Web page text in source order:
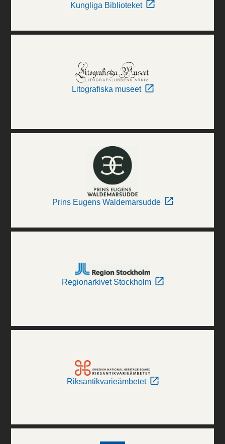
Kungliga Biblioteket
Litografiska museet
Prins Eugens Waldemarsudde
Regionarkivet Stockholm
Riksantikvarieämbetet